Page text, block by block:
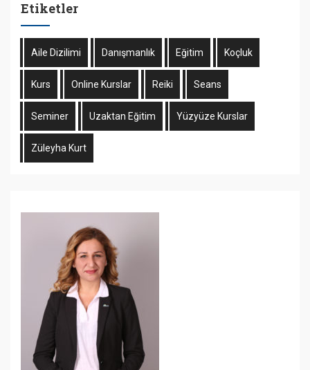
Etiketler
Aile Dizilimi Danışmanlık Eğitim Koçluk
Kurs Online Kurslar Reiki Seans
Seminer Uzaktan Eğitim Yüzyüze Kurslar
Züleyha Kurt